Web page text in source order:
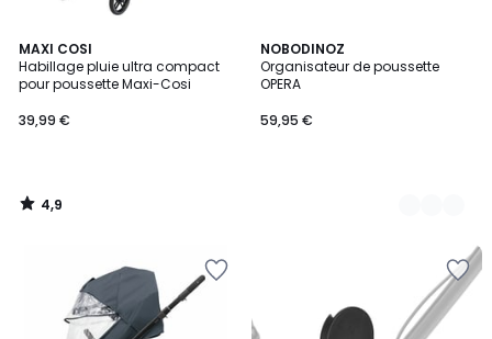
MAXI COSI
Habillage pluie ultra compact
pour poussette Maxi-Cosi
39,99 €
4,9
/ 5
4,9
/
NOBODINOZ
Organisateur de poussette
OPERA
59,95 €
9
Couleurs